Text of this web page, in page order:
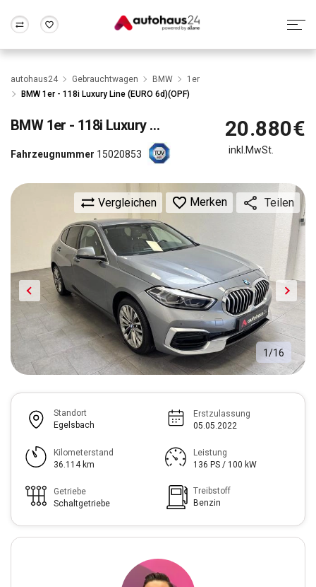
Zum Antrag
Wir bewerten dein Auto
Alle Fragen & Antworten
Rund um die Inzahlungnahme
Frankfurt Wuppertal
autohaus24 Gebrauchtwagen BMW
1er
BMW 1er - 118i Luxury Line (EURO 6d)(OPF)
BMW 1er - 118i Luxury Line (EURO 6d)(OPF)
Fahrzeugnummer 15020853
Vergleichen Merken Teilen
20.880€
inkl.MwSt.
1 /16
Standort
Egelsbach
Erstzulassung
05.05.2022
Kilometerstand
36.114 km
Leistung
136 PS / 100 kW
Getriebe
Schaltgetriebe
Treibstoff
Benzin